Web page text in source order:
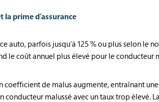
la prime d’assurance
auto, parfois jusqu’à 125 % ou plus selon le
le coût annuel plus élevé pour le conducteur
coefficient de malus augmente, entraînant
conducteur malussé avec un taux trop élevé.